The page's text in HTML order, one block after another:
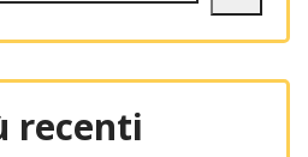
recenti